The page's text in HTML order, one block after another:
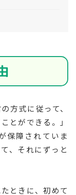
方式に従って、
とができる。」
保障されていま
、それにずっと
ときに、初めて